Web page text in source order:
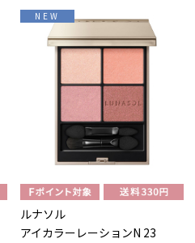
NEW
ルナソル
アイカラーレーションN 23